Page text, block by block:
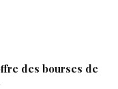
des bourses de